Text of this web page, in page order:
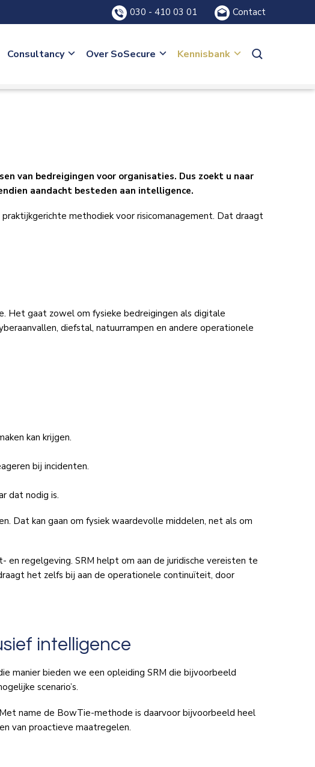
Consultancy Over SoSecure Kennisbank
030 - 410 03 01 Contact
van bedreigingen voor organisaties. Dus zoekt u naar
aandacht besteden aan intelligence.
methodiek voor risicomanagement. Dat draagt
Het gaat zowel om fysieke bedreigingen als digitale
diefstal, natuurrampen en andere operationele
kan krijgen.
bij incidenten.
dat nodig is.
Dat kan gaan om fysiek waardevolle middelen, net als om
regelgeving. SRM helpt om aan de juridische vereisten te
het zelfs bij aan de operationele continuïteit, door
intelligence
manier bieden we een opleiding SRM die bijvoorbeeld
scenario’s.
name de BowTie-methode is daarvoor bijvoorbeeld heel
van proactieve maatregelen.